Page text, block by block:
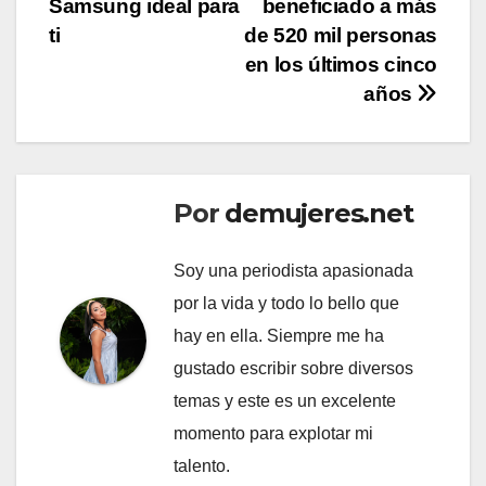
beneficiado a más
de 520 mil personas
en los últimos cinco
años
Samsung ideal para
ti
Por demujeres.net
Soy una periodista apasionada
por la vida y todo lo bello que
hay en ella. Siempre me ha
gustado escribir sobre diversos
temas y este es un excelente
momento para explotar mi
talento.